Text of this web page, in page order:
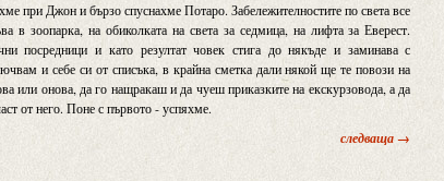
при Джон и бързо спуснахме Потаро. Забележителностите по света все
в зоопарка, на обиколката на света за седмица, на лифта за Еверест.
посредници и като резултат човек стига до някъде и заминава с
и себе си от списъка, в крайна сметка дали някой ще те повози на
или онова, да го нащракаш и да чуеш приказките на екскурзовода, а да
от него. Поне с първото - успяхме.
следваща →